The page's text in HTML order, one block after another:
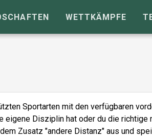
WETTKÄMPFE
Sportarten mit den verfügbaren
eigene Disziplin hat oder du die richtige
Zusatz "andere Distanz" aus und